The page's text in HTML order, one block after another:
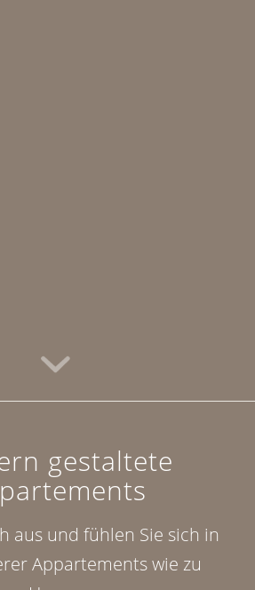
gestaltete
aus und fühlen Sie sich in
Appartements wie zu